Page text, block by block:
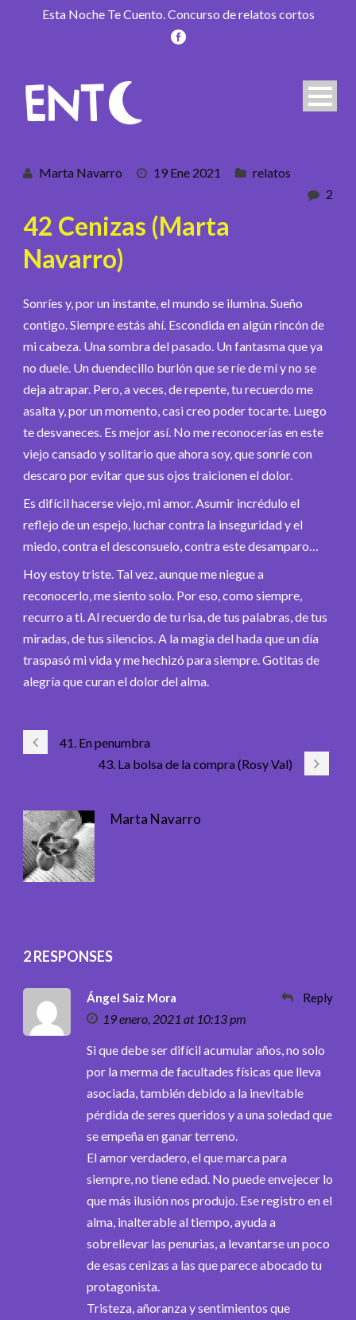
Esta Noche Te Cuento. Concurso de relatos cortos
Marta Navarro 19 Ene 2021
relatos
2
42 Cenizas (Marta
Navarro)
Sonríes y, por un instante, el mundo se ilumina. Sueño
contigo. Siempre estás ahí. Escondida en algún rincón de
mi cabeza. Una sombra del pasado. Un fantasma que ya
no duele. Un duendecillo burlón que se ríe de mí y no se
deja atrapar. Pero, a veces, de repente, tu recuerdo me
asalta y, por un momento, casi creo poder tocarte. Luego
te desvaneces. Es mejor así. No me reconocerías en este
viejo cansado y solitario que ahora soy, que sonríe con
descaro por evitar que sus ojos traicionen el dolor.
Es difícil hacerse viejo, mi amor. Asumir incrédulo el
reflejo de un espejo, luchar contra la inseguridad y el
miedo, contra el desconsuelo, contra este desamparo…
Hoy estoy triste. Tal vez, aunque me niegue a
reconocerlo, me siento solo. Por eso, como siempre,
recurro a ti. Al recuerdo de tu risa, de tus palabras, de tus
miradas, de tus silencios. A la magia del hada que un día
traspasó mi vida y me hechizó para siempre. Gotitas de
alegría que curan el dolor del alma.
41. En penumbra
43. La bolsa de la compra (Rosy Val)
Marta Navarro
2 RESPONSES
Ángel Saiz Mora
19 enero, 2021 at 10:13 pm
Reply
Si que debe ser difícil acumular años, no solo
por la merma de facultades físicas que lleva
asociada, también debido a la inevitable
pérdida de seres queridos y a una soledad que
se empeña en ganar terreno.
El amor verdadero, el que marca para
siempre, no tiene edad. No puede envejecer lo
que más ilusión nos produjo. Ese registro en el
alma, inalterable al tiempo, ayuda a
sobrellevar las penurias, a levantarse un poco
de esas cenizas a las que parece abocado tu
protagonista.
Tristeza, añoranza y sentimientos que